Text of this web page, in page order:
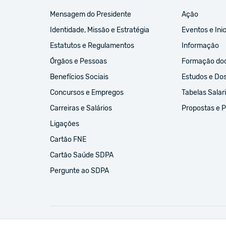
Mensagem do Presidente
Identidade, Missão e Estratégia
Estatutos e Regulamentos
Órgãos e Pessoas
Benefícios Sociais
Concursos e Empregos
Carreiras e Salários
Ligações
Cartão FNE
Cartão Saúde SDPA
Pergunte ao SDPA
Ação
Eventos e
Informação
Formação
Estudos e
Tabelas
Propostas e